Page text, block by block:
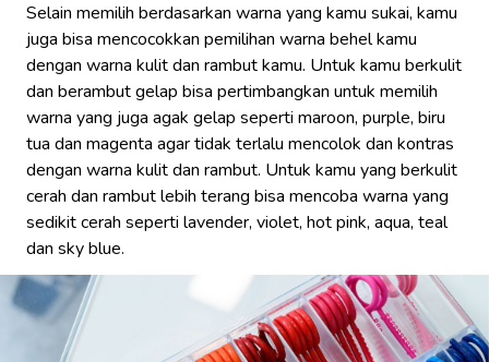
Selain memilih berdasarkan warna yang kamu sukai, kamu
juga bisa mencocokkan pemilihan warna behel kamu
dengan warna kulit dan rambut kamu. Untuk kamu berkulit
dan berambut gelap bisa pertimbangkan untuk memilih
warna yang juga agak gelap seperti maroon, purple, biru
tua dan magenta agar tidak terlalu mencolok dan kontras
dengan warna kulit dan rambut. Untuk kamu yang berkulit
cerah dan rambut lebih terang bisa mencoba warna yang
sedikit cerah seperti lavender, violet, hot pink, aqua, teal
dan sky blue.